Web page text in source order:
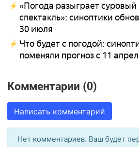
«Погода разыграет
спектакль»: синоптики
30 июля
Что будет с погодой:
поменяли прогноз с 11
Комментарии (0)
Написать комментарий
Нет комментариев. Ваш будет